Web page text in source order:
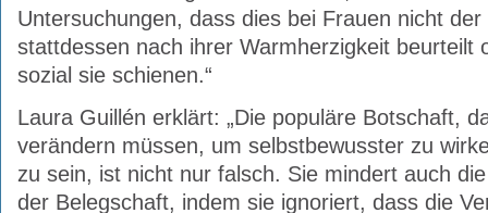
Untersuchungen, dass dies bei Frauen nicht
stattdessen nach ihrer Warmherzigkeit beurteilt
sozial sie schienen.“
Laura Guillén erklärt: „Die populäre Botschaft,
verändern müssen, um selbstbewusster zu
zu sein, ist nicht nur falsch. Sie mindert auch
der Belegschaft, indem sie ignoriert, dass die